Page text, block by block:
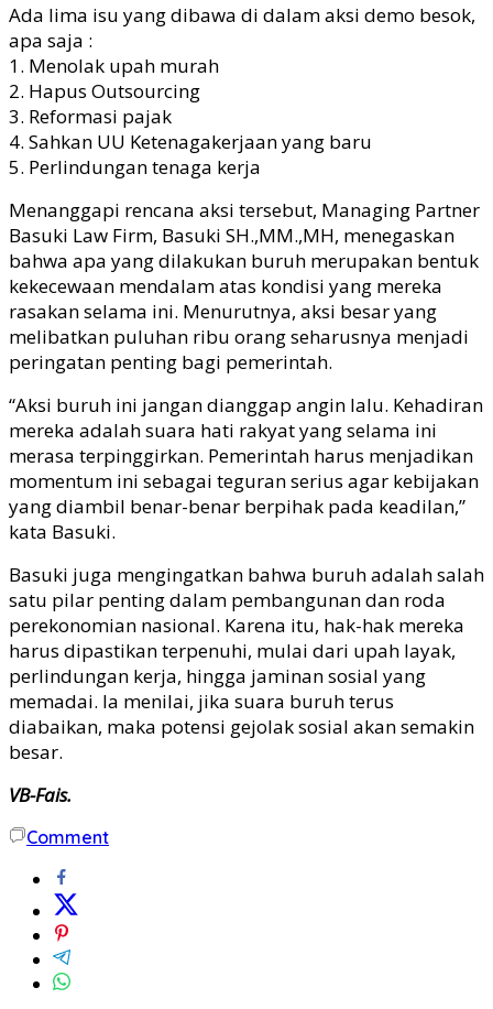
Ada lima isu yang dibawa di dalam aksi demo besok,
apa saja :
1. Menolak upah murah
2. Hapus Outsourcing
3. Reformasi pajak
4. Sahkan UU Ketenagakerjaan yang baru
5. Perlindungan tenaga kerja
Menanggapi rencana aksi tersebut, Managing Partner
Basuki Law Firm, Basuki SH.,MM.,MH, menegaskan
bahwa apa yang dilakukan buruh merupakan bentuk
kekecewaan mendalam atas kondisi yang mereka
rasakan selama ini. Menurutnya, aksi besar yang
melibatkan puluhan ribu orang seharusnya menjadi
peringatan penting bagi pemerintah.
“Aksi buruh ini jangan dianggap angin lalu. Kehadiran
mereka adalah suara hati rakyat yang selama ini
merasa terpinggirkan. Pemerintah harus menjadikan
momentum ini sebagai teguran serius agar kebijakan
yang diambil benar-benar berpihak pada keadilan,”
kata Basuki.
Basuki juga mengingatkan bahwa buruh adalah salah
satu pilar penting dalam pembangunan dan roda
perekonomian nasional. Karena itu, hak-hak mereka
harus dipastikan terpenuhi, mulai dari upah layak,
perlindungan kerja, hingga jaminan sosial yang
memadai. Ia menilai, jika suara buruh terus
diabaikan, maka potensi gejolak sosial akan semakin
besar.
VB-Fais.
Comment